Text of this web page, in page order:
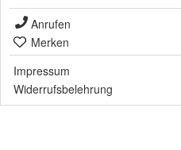
Anrufen
Merken
Impressum
Widerrufsbelehrung